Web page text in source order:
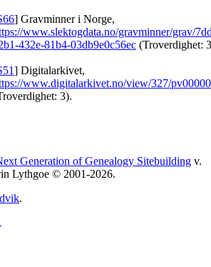
] Gravminner i Norge,
www.slektogdata.no/gravminner/grav/
432e-81b4-03db9e0c56ec (Troverdighet:
] Digitalarkivet,
www.digitalarkivet.no/view/327/
3).
Generation of Genealogy Sitebuilding v.
Lythgoe © 2001-2026.
.